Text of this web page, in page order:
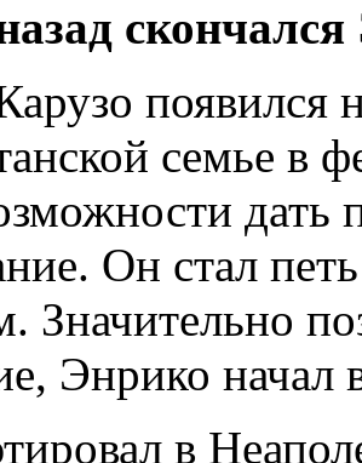
появился
семье в
дать
Он стал
Значительно
Энрико начал
в